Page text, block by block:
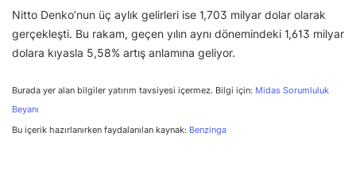
Nitto Denko’nun üç aylık gelirleri ise 1,703 milyar dolar olarak
gerçekleşti. Bu rakam, geçen yılın aynı dönemindeki 1,613 milyar
dolara kıyasla 5,58% artış anlamına geliyor.
Burada yer alan bilgiler yatırım tavsiyesi içermez. Bilgi için: Midas Sorumluluk
Beyanı
Bu içerik hazırlanırken faydalanılan kaynak: Benzinga